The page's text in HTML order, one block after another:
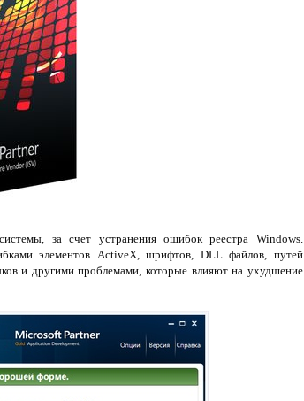
за счет устранения ошибок реестра Windows.
элементов ActiveX, шрифтов, DLL файлов, путей
и другими проблемами, которые влияют на ухудшение